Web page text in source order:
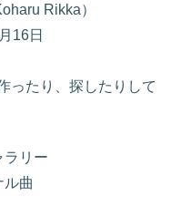
Rikka）
16日
ったり、探したりして
ラリー
ル曲